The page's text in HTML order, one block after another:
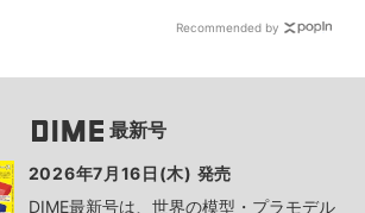
Recommended by
最新号
2026年7月16日(木) 発売
DIME最新号は、世界の模型・プラモデル